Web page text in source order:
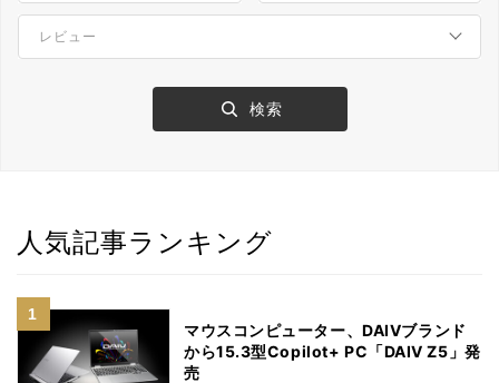
人気記事ランキング
マウスコンピューター、DAIVブランド
から15.3型Copilot+ PC「DAIV Z5」発
売